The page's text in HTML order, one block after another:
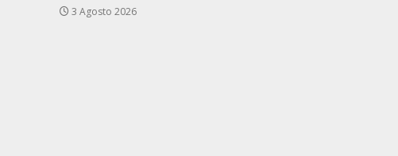
3 Agosto 2026